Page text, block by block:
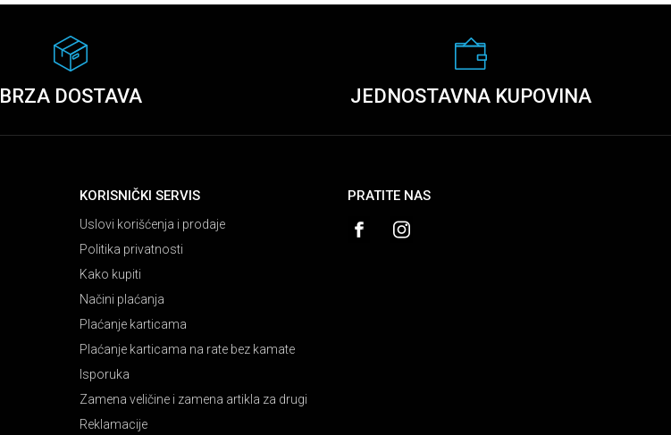
BRZA DOSTAVA JEDNOSTAVNA KUPOVINA
KORISNIČKI SERVIS
Uslovi korišćenja i prodaje
Politika privatnosti
Kako kupiti
Načini plaćanja
Plaćanje karticama
Plaćanje karticama na rate bez kamate
Isporuka
Zamena veličine i zamena artikla za drugi
Reklamacije
PRATITE NAS